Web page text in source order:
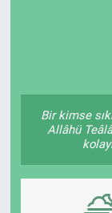
Bir kimse
Allâhü